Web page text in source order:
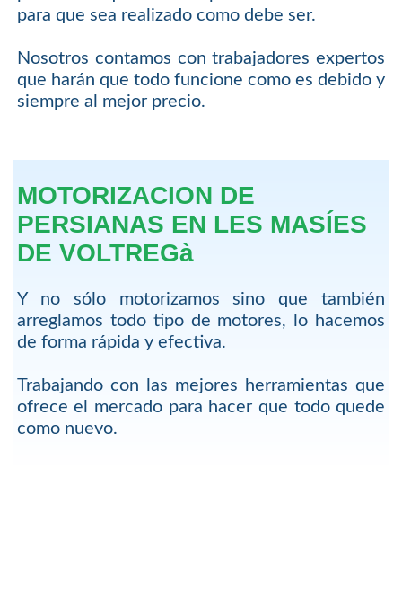
para que sea realizado como debe ser.
Nosotros contamos con trabajadores expertos
que harán que todo funcione como es debido y
siempre al mejor precio.
MOTORIZACION DE
PERSIANAS EN LES MASÍES
DE VOLTREGà
Y no sólo motorizamos sino que también
arreglamos todo tipo de motores, lo hacemos
de forma rápida y efectiva.
Trabajando con las mejores herramientas que
ofrece el mercado para hacer que todo quede
como nuevo.